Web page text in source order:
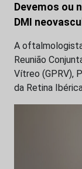
Devemos ou
DMI
A
Reunião
Vítreo (GPRV),
da Retina